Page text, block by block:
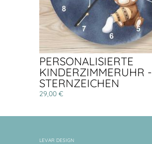
PERSONALISIERTE
KINDERZIMMERUHR -
STERNZEICHEN
29,00 €
LEVAR DESIGN